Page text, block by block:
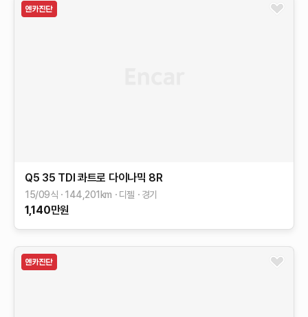
Q5 35 TDI 콰트로 다이나믹 8R
15/09식 144,201 km 디젤 경기
1,140만원